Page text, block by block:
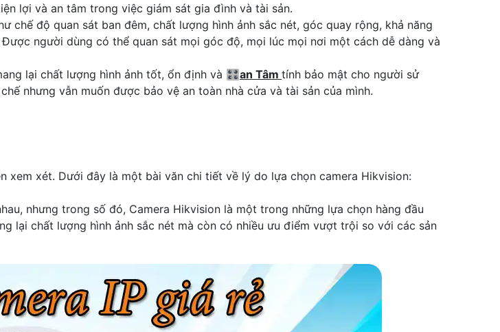
lợi và an tâm trong việc giám sát gia đình và tài sản.
chế độ quan sát ban đêm, chất lượng hình ảnh sắc nét, góc quay rộng, khả năng
người dùng có thể quan sát mọi góc độ, mọi lúc mọi nơi một cách dễ dàng và
lại chất lượng hình ảnh tốt, ổn định và 🎛an Tâm tính bảo mật cho người sử
nhưng vẫn muốn được bảo vệ an toàn nhà cửa và tài sản của mình.
xem xét. Dưới đây là một bài văn chi tiết về lý do lựa chọn camera Hikvision:
nhưng trong số đó, Camera Hikvision là một trong những lựa chọn hàng đầu
lại chất lượng hình ảnh sắc nét mà còn có nhiều ưu điểm vượt trội so với các sản